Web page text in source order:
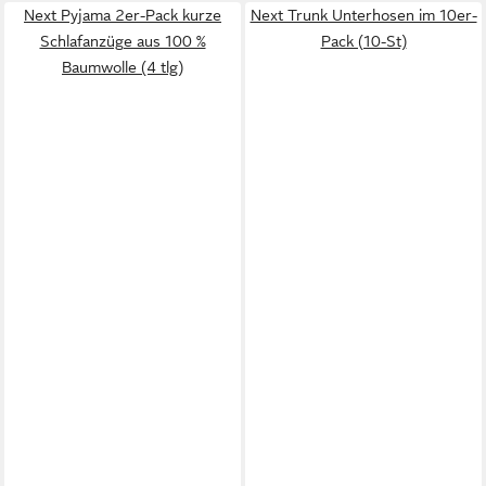
Next Pyjama 2er-Pack kurze
Schlafanzüge aus 100 %
Baumwolle (4 tlg)
Next Trunk Unterhosen im 10er-
Pack (10-St)